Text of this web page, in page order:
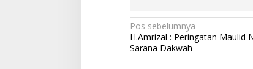
u
N
a
Pos sebelumnya
H.Amrizal : Peringatan Maulid
Sarana Dakwah